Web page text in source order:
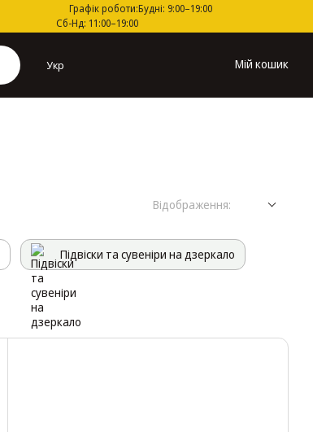
Графік роботи:Будні: 9:00–19:00
Сб-Нд: 11:00–19:00
Укр Мій кошик
Відображення:
Підвіски та сувеніри на дзеркало